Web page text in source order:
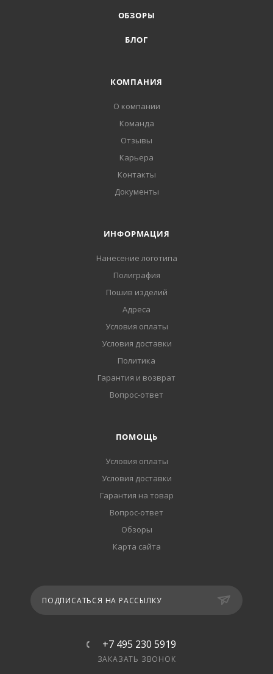
ОБЗОРЫ
БЛОГ
КОМПАНИЯ
О компании
Команда
Отзывы
Карьера
Контакты
Документы
ИНФОРМАЦИЯ
Нанесение логотипа
Полиграфия
Пошив изделий
Адреса
Условия оплаты
Условия доставки
Политика
Гарантия и возврат
Вопрос-ответ
ПОМОЩЬ
Условия оплаты
Условия доставки
Гарантия на товар
Вопрос-ответ
Обзоры
Карта сайта
ПОДПИСАТЬСЯ НА РАССЫЛКУ
+7 495 230 5919
ЗАКАЗАТЬ ЗВОНОК